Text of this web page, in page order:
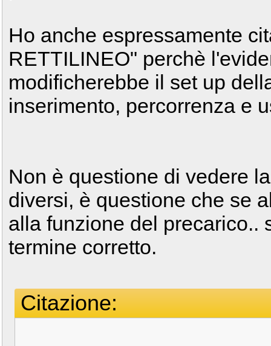
Ho anche espressamente
RETTILINEO" perchè
modificherebbe il set up
inserimento, percorrenza e
Non è questione di vedere
diversi, è questione che se
alla funzione del precarico..
termine corretto.
Citazione: